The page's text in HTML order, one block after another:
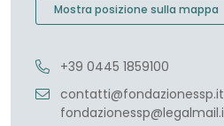
Mostra posizione sulla mappa
+39 0445 1859100
contatti@fondazionessp.it